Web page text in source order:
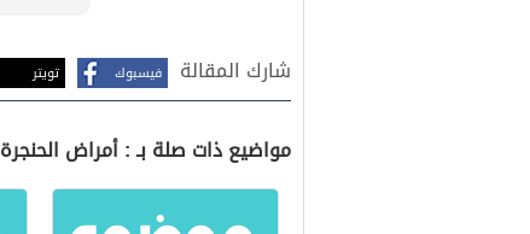
شارك المقالة فيسبوك تويتر
مواضيع ذات صلة بـ : أمراض الحنجرة